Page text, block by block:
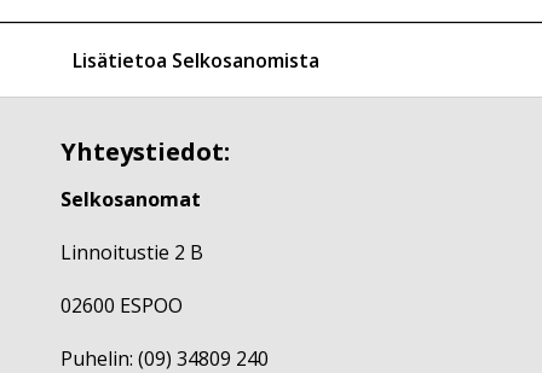
Lisätietoa Selkosanomista
Yhteystiedot:
Selkosanomat
Linnoitustie 2 B
02600 ESPOO
Puhelin: (09) 34809 240